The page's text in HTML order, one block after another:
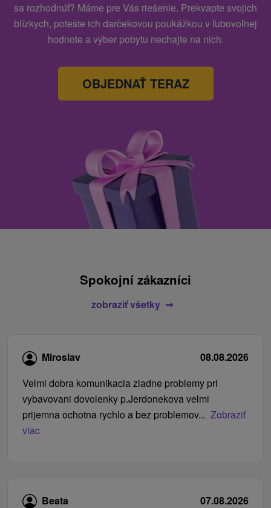
sa rozhodnúť? Máme pre Vás riešenie. Prekvapte svojich
blízkych, potešte ich darčekovou poukážkou v ľubovoľnej
hodnote a výber pobytu nechajte na nich.
OBJEDNAŤ TERAZ
Spokojní zákazníci
zobraziť všetky
Miroslav
08.08.2026
Velmi dobra komunikacia ziadne problemy pri
vybavovani dovolenky p.Jerdonekova velmi
prijemna ochotna rychlo a bez problemov... Zobraziť
viac
Beata
07.08.2026